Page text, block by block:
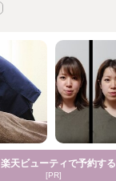
楽天ビューティで予約する
[PR]